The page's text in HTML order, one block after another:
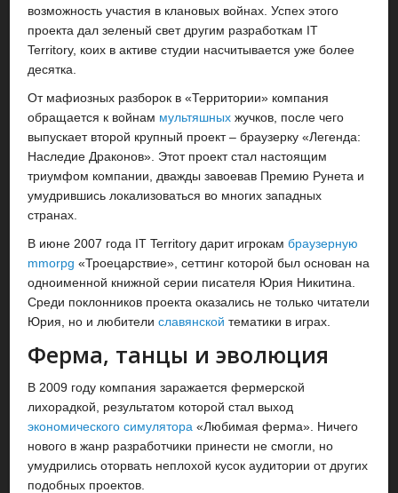
возможность участия в клановых войнах. Успех этого
проекта дал зеленый свет другим разработкам IT
Territory, коих в активе студии насчитывается уже более
десятка.
От мафиозных разборок в «Территории» компания
обращается к войнам мультяшных жучков, после чего
выпускает второй крупный проект – браузерку «Легенда:
Наследие Драконов». Этот проект стал настоящим
триумфом компании, дважды завоевав Премию Рунета и
умудрившись локализоваться во многих западных
странах.
В июне 2007 года IT Territory дарит игрокамбраузерную
mmorpg «Троецарствие», сеттинг которой был основан на
одноименной книжной серии писателя Юрия Никитина.
Среди поклонников проекта оказались не только читатели
Юрия, но и любителиславянской тематики в играх.
Ферма, танцы и эволюция
В 2009 году компания заражается фермерской
лихорадкой, результатом которой стал выход
экономического симулятора «Любимая ферма». Ничего
нового в жанр разработчики принести не смогли, но
умудрились оторвать неплохой кусок аудитории от других
подобных проектов.